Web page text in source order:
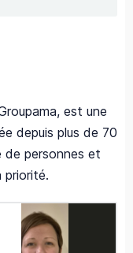
est une
depuis plus de 70
de personnes et